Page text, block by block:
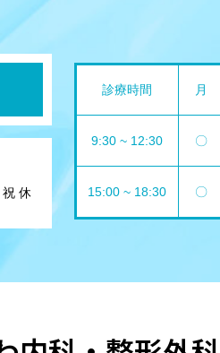
休
診療時間 月
9:30 ~ 12:30 〇
15:00 ~ 18:30 〇